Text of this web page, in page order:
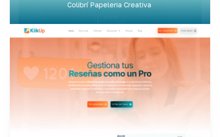
Colibrí Papeleria Creativa